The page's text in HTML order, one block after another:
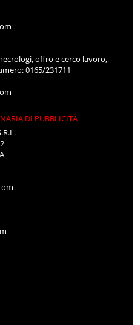
offro e cerco lavoro,
0165/231711
DI PUBBLICITÀ